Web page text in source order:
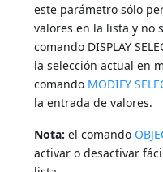
este parámetro sólo
valores en la lista y no
comando DISPLAY
la selección actual en
comando MODIFY
la entrada de valores.
Nota: el comando
activar o desactivar